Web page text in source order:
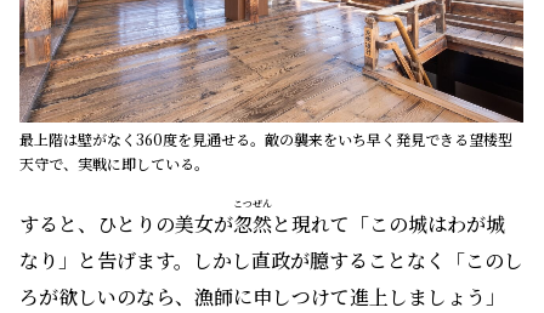
最上階は壁がなく360度を見通せる。敵の襲来をいち早く発見できる望楼型
天守で、実戦に即している。
すると、ひとりの美女が忽然
こつぜん
と現れて「この城はわが城
なり」と告げます。しかし直政が臆することなく「このし
ろが欲しいのなら、漁師に申しつけて進上しましょう」